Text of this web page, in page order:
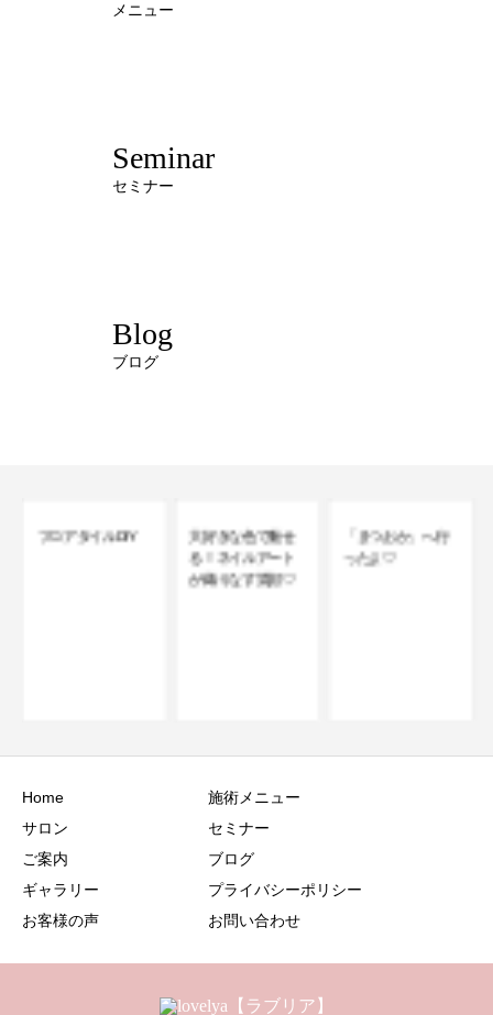
メニュー
Seminar
セミナー
Blog
ブログ
大好きな色で魅せ
「まつおか」へ行
ったよ♡
Home
サロン
ご案内
ギャラリー
お客様の声
施術メニュー
セミナー
ブログ
プライバシーポリシー
お問い合わせ